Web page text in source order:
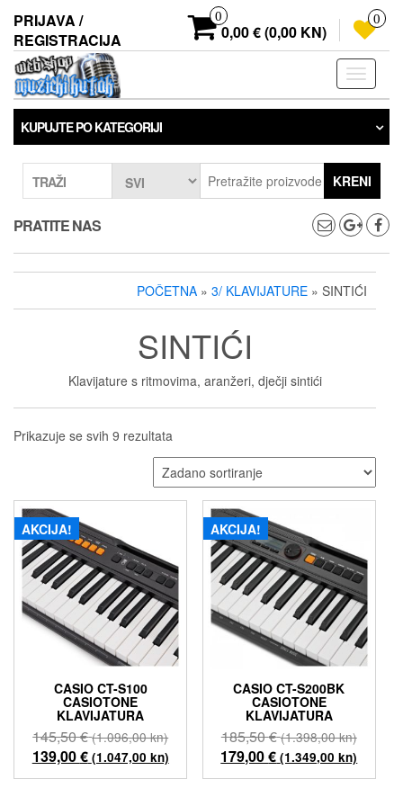
sadržaj
PRIJAVA /
REGISTRACIJA
0
0,00 € (0,00 KN)
0
KUPUJTE PO KATEGORIJI
TRAŽI KRENI
PRATITE NAS
POČETNA » 3/ KLAVIJATURE » SINTIĆI
SINTIĆI
Klavijature s ritmovima, aranžeri, dječji sintići
Prikazuje se svih 9 rezultata
AKCIJA!
CASIO CT-S100
CASIOTONE
KLAVIJATURA
145,50€ (1.096,00 kn)Izvorna
cijena
bila
139,00€ (1.047,00 kn)Trenutna
cijena
AKCIJA!
CASIO CT-S200BK
CASIOTONE
KLAVIJATURA
185,50€ (1.398,00 kn)Izvorna
cijena
bila
179,00€ (1.349,00 kn)
cijena